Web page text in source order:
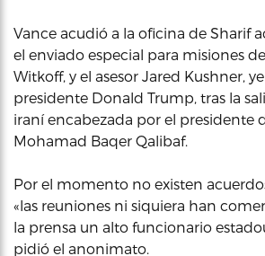
Vance acudió a la oficina de Sharif
el enviado especial para misiones
Witkoff, y el asesor Jared Kushner,
presidente Donald Trump, tras la
iraní encabezada por el presidente
Mohamad Baqer Qalibaf.
Por el momento no existen
«las reuniones ni siquiera han
la prensa un alto funcionario
pidió el anonimato.